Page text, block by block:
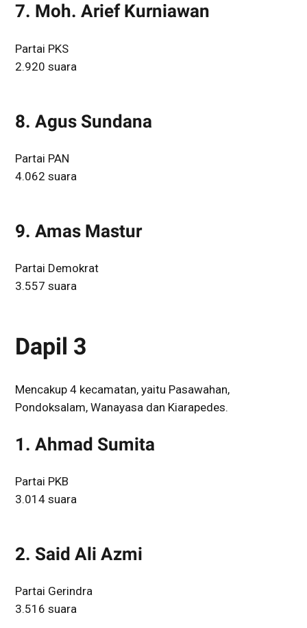
7. Moh. Arief Kurniawan
Partai PKS
2.920 suara
8. Agus Sundana
Partai PAN
4.062 suara
9. Amas Mastur
Partai Demokrat
3.557 suara
Dapil 3
Mencakup 4 kecamatan, yaitu Pasawahan,
Pondoksalam, Wanayasa dan Kiarapedes.
1. Ahmad Sumita
Partai PKB
3.014 suara
2. Said Ali Azmi
Partai Gerindra
3.516 suara